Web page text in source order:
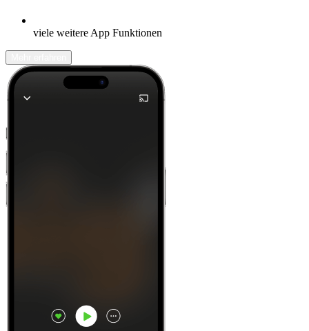
viele weitere App Funktionen